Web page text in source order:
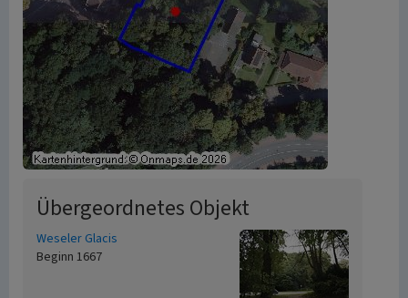
Übergeordnetes Objekt
Weseler Glacis
Beginn 1667